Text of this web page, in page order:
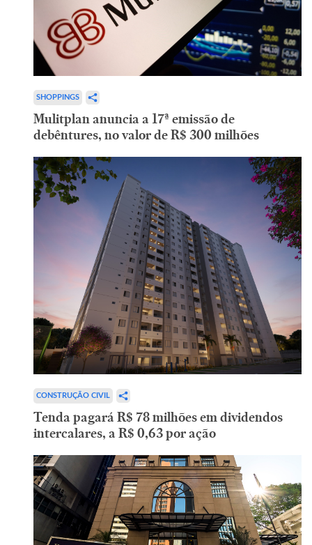
SHOPPINGS
Mulitplan anuncia a 17ª emissão de
debêntures, no valor de R$ 300 milhões
CONSTRUÇÃO CIVIL
Tenda pagará R$ 78 milhões em dividendos
intercalares, a R$ 0,63 por ação